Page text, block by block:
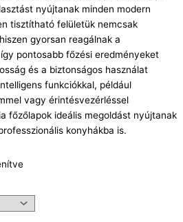
nyújtanak minden modern
tisztítható felületük nemcsak
gyorsan reagálnak a
pontosabb főzési eredményeket
és a biztonságos használat
funkciókkal, például
vagy érintésvezérléssel
főzőlapok ideális megoldást nyújtanak
konyhákba is.